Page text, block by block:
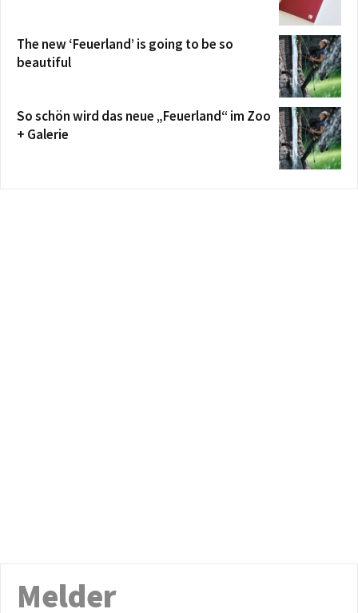
The new ‘Feuerland’ is going to be so
beautiful
So schön wird das neue „Feuerland“ im Zoo
+ Galerie
Melder